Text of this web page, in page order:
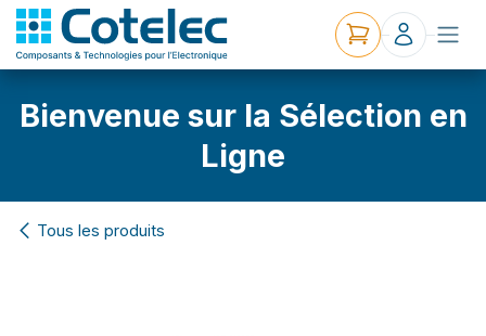
Bienvenue sur la Sélection en
Ligne
Tous les produits